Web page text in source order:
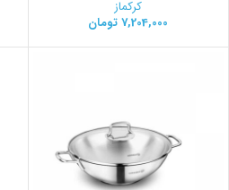
کرکماز
7,204,000 تومان